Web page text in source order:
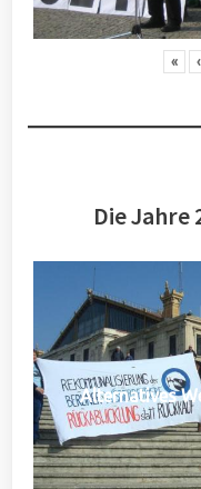
« ‹
Die Jahre
Alternatives